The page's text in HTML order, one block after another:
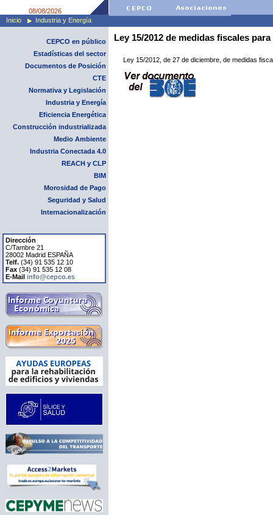
08/08/2026
Inicio
Industria y Energía
CEPCO en público
Estadísticas del sector
Documentos de Posición
CTE
Normativa y Legislación
Industria y Energía
Eficiencia Energética
Construcción industrializada
Medio Ambiente
Industria Conectada 4.0
REACH y CLP
BIM
Morosidad de Pago
Seguridad y Salud
Internacionalización
Dirección
C/Tambre 21
28002 Madrid ESPAÑA
Telf. (34) 91 535 12 10
Fax (34) 91 535 12 08
E-Mail info@cepco.es
Ley 15/2012 de medidas fiscales
Ley 15/2012, de 27 de diciembre, de medidas